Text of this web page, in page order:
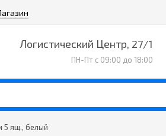
Логистический Центр, 27/1
ПН-Пт с 09:00 до 18:00
ящ., белый